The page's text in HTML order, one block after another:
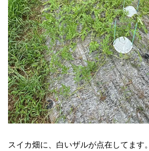
スイカ畑に、白いザルが点在してます。